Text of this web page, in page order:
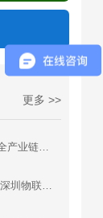
更多 >>
重磅首发！IOTE 2026 深圳物联网展全产业链参展商图谱，逛展找厂商一站式攻略
15000+海外买家已登记！IOTE 2026 深圳物联网展，AI硬件出海为什么非来不可？